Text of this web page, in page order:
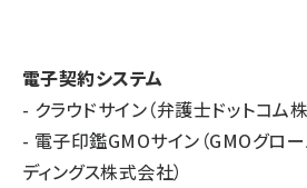
電子契約システム
- クラウドサイン（弁護士ドットコム
- 電子印鑑GMOサイン（GMOグロ
ディングス株式会社）